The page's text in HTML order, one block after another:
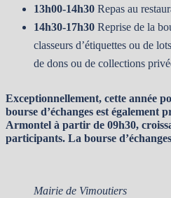
13h00-14h30 Repas au
14h30-17h30 Reprise de la
classeurs d’étiquettes ou de
de dons ou de collections
Exceptionnellement, cette année
bourse d’échanges est également
Armontel à partir de 09h30,
participants. La bourse
Mairie de Vimoutiers